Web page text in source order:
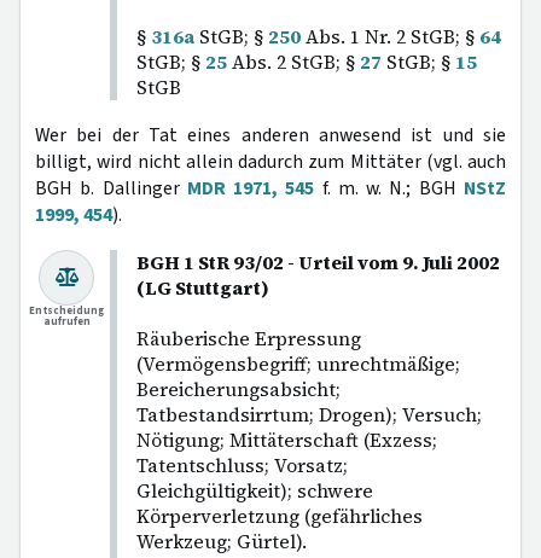
§ 316a StGB; § 250Abs. 1 Nr. 2 StGB; § 64
StGB; § 25Abs. 2 StGB; § 27 StGB; § 15
StGB
Wer bei der Tat eines anderen anwesend ist und sie
billigt, wird nicht allein dadurch zum Mittäter (vgl. auch
BGH b. Dallinger MDR 1971, 545 f. m. w. N.; BGH NStZ
1999, 454).
BGH 1 StR 93/02 - Urteil vom 9. Juli 2002
(LG Stuttgart)
Räuberische Erpressung
(Vermögensbegriff; unrechtmäßige;
Bereicherungsabsicht;
Tatbestandsirrtum; Drogen); Versuch;
Nötigung; Mittäterschaft (Exzess;
Tatentschluss; Vorsatz;
Gleichgültigkeit); schwere
Körperverletzung (gefährliches
Werkzeug; Gürtel).
Entscheidung
aufrufen